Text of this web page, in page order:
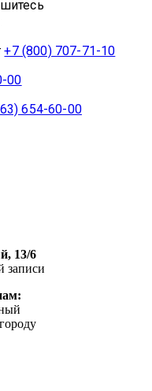
+7 (800) 707-71-10
00
654-60-00
13/6
записи